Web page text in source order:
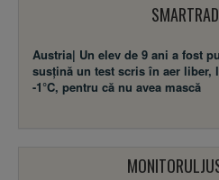
Austria| Un elev de 9 ani a fost
susţină un test scris în aer liber,
-1°C, pentru că nu avea mască